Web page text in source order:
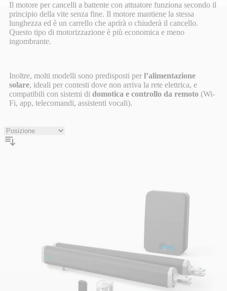
Il motore per cancelli a battente con attuatore funziona secondo il
principio della vite senza fine. Il motore mantiene la stessa
lunghezza ed è un carrello che aprirà o chiuderà il cancello.
Questo tipo di motorizzazione è più economica e meno
ingombrante.
Inoltre, molti modelli sono predisposti per l’alimentazione
solare, ideali per contesti dove non arriva la rete elettrica, e
compatibili con sistemi di domotica e controllo da remoto (Wi-
Fi, app, telecomandi, assistenti vocali).